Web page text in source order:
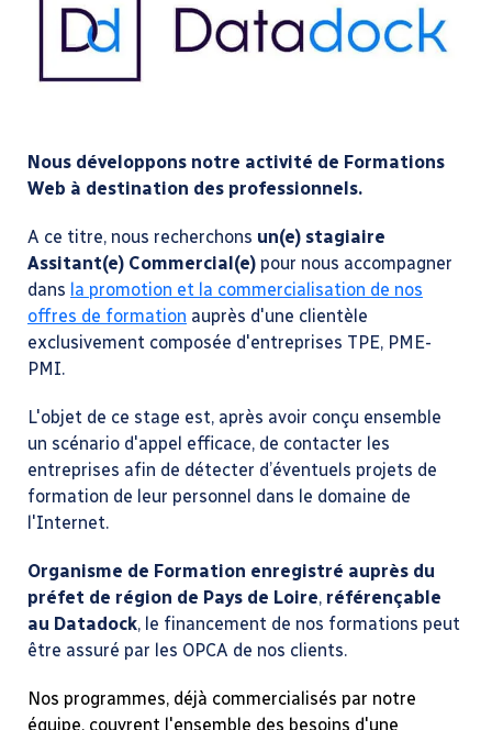
Nous développons notre activité de Formations
Web à destination des professionnels.
A ce titre, nous recherchons un(e) stagiaire
Assitant(e) Commercial(e) pour nous accompagner
dans la promotion et la commercialisation de nos
offres de formation auprès d'une clientèle
exclusivement composée d'entreprises TPE, PME-
PMI.
L'objet de ce stage est, après avoir conçu ensemble
un scénario d'appel efficace, de contacter les
entreprises afin de détecter d’éventuels projets de
formation de leur personnel dans le domaine de
l'Internet.
Organisme de Formation enregistré auprès du
préfet de région de Pays de Loire, référençable
au Datadock, le financement de nos formations peut
être assuré par les OPCA de nos clients.
Nos programmes, déjà commercialisés par notre
équipe, couvrent l'ensemble des besoins d'une